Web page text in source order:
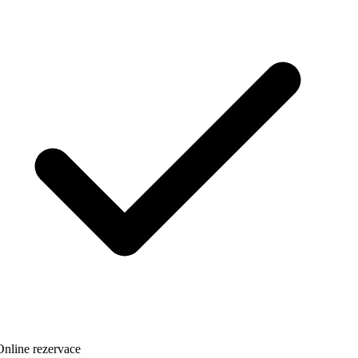
rezervace